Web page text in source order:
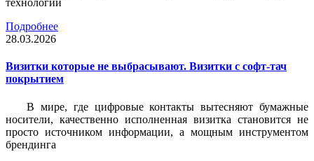
технологии
Подробнее
28.03.2026
Визитки которые не выбрасывают. Визитки с софт-тач
покрытием
В мире, где цифровые контакты вытесняют бумажные
носители, качественно исполненная визитка становится не
просто источником информации, а мощным инструментом
брендинга